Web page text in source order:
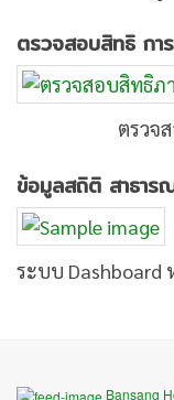
ตรวจสอบสิทธิ กา
ตรวจ
ข้อมูลสถิติ สาธาร
ระบบ Dashboard
Bansang